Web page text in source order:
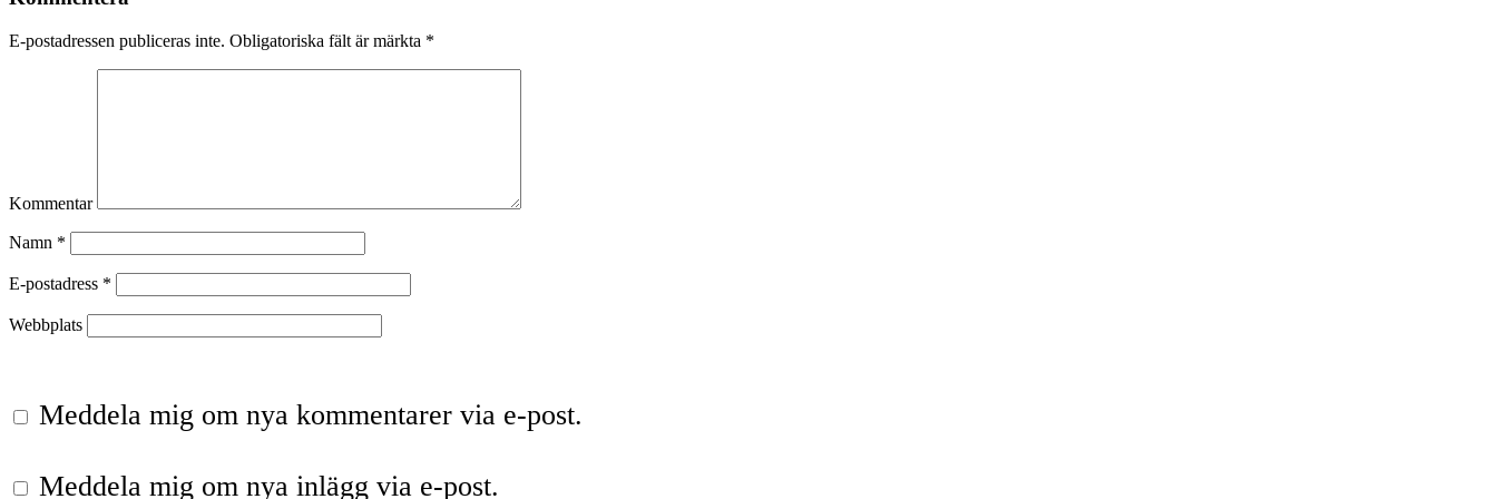
E-postadressen publiceras inte. Obligatoriska fält är märkta *
Kommentar
Namn *
E-postadress *
Webbplats
Meddela mig om nya kommentarer via e-post.
Meddela mig om nya inlägg via e-post.